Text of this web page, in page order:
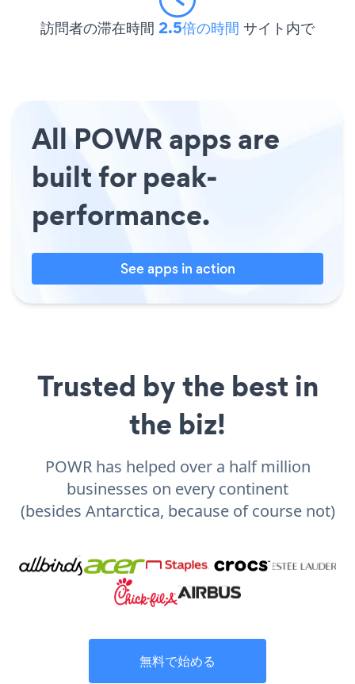
訪問者の滞在時間 2.5倍の時間 サイト内で
All POWR apps are
built for peak-
performance.
See apps in action
Trusted by the best in
the biz!
POWR has helped over a half million
businesses on every continent
(besides Antarctica, because of course not)
無料で始める